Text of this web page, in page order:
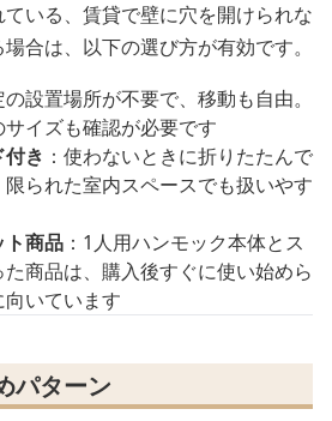
いる、賃貸で壁に穴を開けられな
合は、以下の選び方が有効です。
の設置場所が不要で、移動も自由。
イズも確認が必要です
き ：使わないときに折りたたんで
られた室内スペースでも扱いやす
ト商品 ：1人用ハンモック本体とス
商品は、購入後すぐに使い始めら
いています
パターン